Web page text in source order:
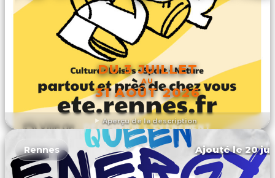
Aperçu de la description
DU 3 JUILLET
AU
31 AOÛT 2026
DÉCOUVRIR L'ÉVÉNEMENT
Rennes Ajouté le 20